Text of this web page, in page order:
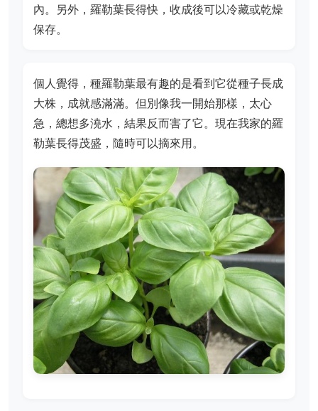
內。另外，羅勒葉長得快，收成後可以冷藏或乾燥
保存。
個人覺得，種羅勒葉最有趣的是看到它從種子長成
大株，成就感滿滿。但別像我一開始那樣，太心
急，總想多澆水，結果反而害了它。現在我家的羅
勒葉長得茂盛，隨時可以摘來用。